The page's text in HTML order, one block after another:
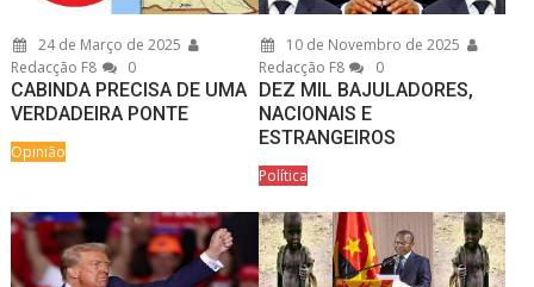
24 de Março de 2025
Redacção F8
0
CABINDA PRECISA DE UMA
VERDADEIRA PONTE
Opinião
10 de Novembro de 2025
Redacção F8
0
DEZ MIL BAJULADORES,
NACIONAIS E
ESTRANGEIROS
Política